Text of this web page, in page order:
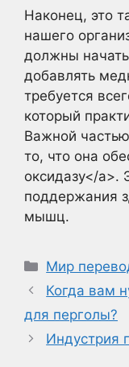
Наконец, это
нашего
должны
добавлять
требуется
который
Важной
то, что она
оксидазу</a>.
поддержания
мышц.
Рубрики
Мир
Когда вам
для перголы?
Индустрия